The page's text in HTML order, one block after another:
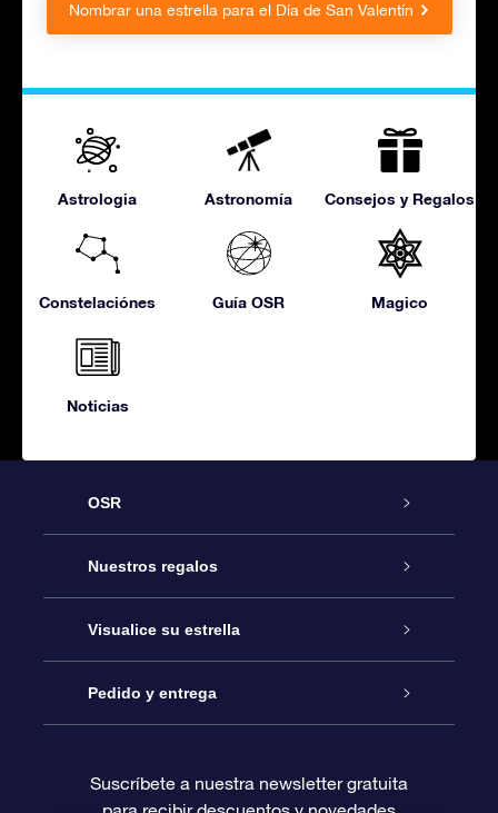
Nombrar una estrella para el Día de San Valentín
Astrologia Astronomía Consejos y Regalos
Constelaciónes Guía OSR Magico
Noticias
OSR
Atención
Contáctanos
Blog
Nuestros regalos
Regalo Estrella Online
Paquete de Regalo OSR
Visualice su estrella
Registro estelar
Pedido y entrega
Suscríbete a nuestra newsletter gratuita